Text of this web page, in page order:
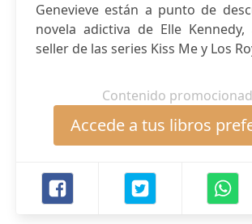
Genevieve están a punto de
novela adictiva de Elle
seller de las series Kiss Me y Los
Contenido
Accede a tus libros